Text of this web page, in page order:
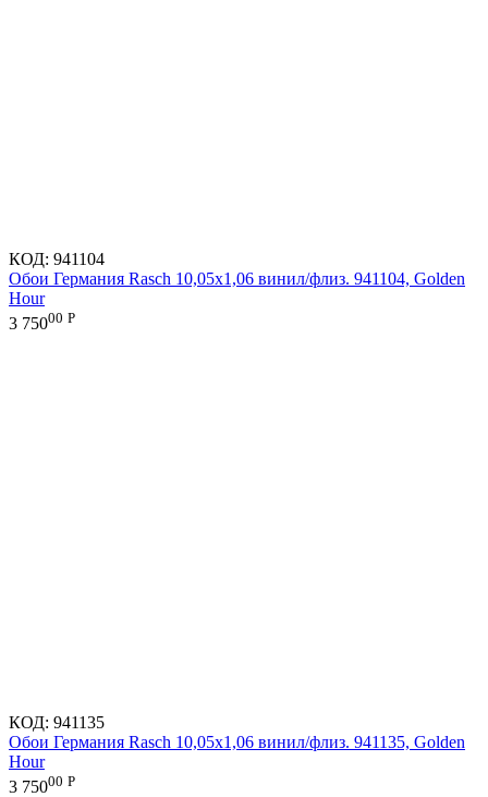
КОД: 941104
Обои Германия Rasch 10,05x1,06 винил/флиз. 941104, Golden
Hour
3 75000 Р
КОД: 941135
Обои Германия Rasch 10,05x1,06 винил/флиз. 941135, Golden
Hour
3 75000 Р